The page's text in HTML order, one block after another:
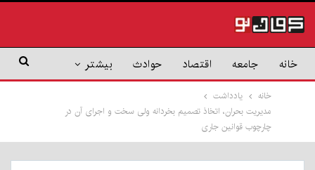
خانه جامعه اقتصاد حوادث بیشتر
خانه
یادداشت
مدیریت بحران، اتخاذ تصمیم بخردانه ولی سخت و اجرای آن در
چارچوب قوانین جاری